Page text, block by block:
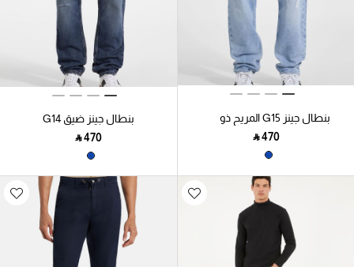
بنطال جينز G15 المريح ذو
التصميم المدبب
‎ ⃁ ⁦470⁩ ‎
بنطال جينز ضيق G14
‎ ⃁ ⁦470⁩ ‎